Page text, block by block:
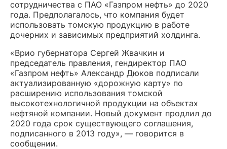
сотрудничества с ПАО «Газпром нефть» до 2020
года. Предполагалось, что компания будет
использовать томскую продукцию в работе
дочерних и зависимых предприятий холдинга.
«Врио губернатора Сергей Жвачкин и
председатель правления, гендиректор ПАО
«Газпром нефть» Александр Дюков подписали
актуализированную «дорожную карту» по
расширению использования томской
высокотехнологичной продукции на объектах
нефтяной компании. Новый документ продлил до
2020 года срок существующего соглашения,
подписанного в 2013 году», — говорится в
сообщении.